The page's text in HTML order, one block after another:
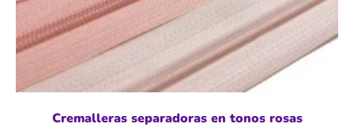
Cremalleras separadoras en tonos rosas